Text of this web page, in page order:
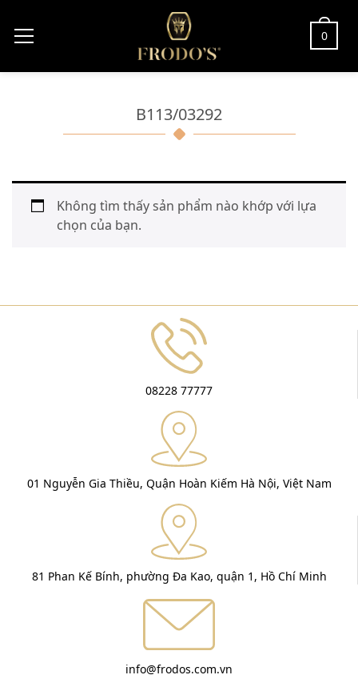
0
B113/03292
Không tìm thấy sản phẩm nào khớp với lựa
chọn của bạn.
08228 77777
01 Nguyễn Gia Thiều, Quận Hoàn Kiếm Hà Nội, Việt Nam
81 Phan Kế Bính, phường Đa Kao, quận 1, Hồ Chí Minh
info@frodos.com.vn